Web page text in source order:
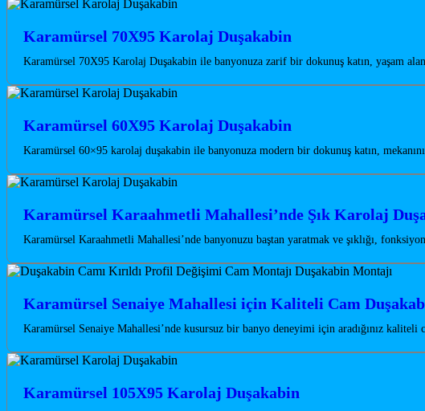
Karamürsel 70X95 Karolaj Duşakabin
Karamürsel 70X95 Karolaj Duşakabin ile banyonuza zarif bir dokunuş katın, yaşam
Karamürsel 60X95 Karolaj Duşakabin
Karamürsel 60×95 karolaj duşakabin ile banyonuza modern bir dokunuş katın,
Karamürsel Karaahmetli Mahallesi’nde Şık Karolaj
Karamürsel Karaahmetli Mahallesi’nde banyonuzu baştan yaratmak ve şıklığı,
Karamürsel Senaiye Mahallesi için Kaliteli Cam
Karamürsel Senaiye Mahallesi’nde kusursuz bir banyo deneyimi için aradığınız
Karamürsel 105X95 Karolaj Duşakabin